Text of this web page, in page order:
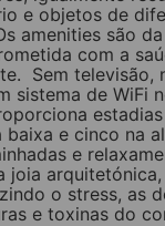
e objetos de
amenities são
com a
Sem televisão,
sistema de WiFi
baixa e cinco na
e
joia
o stress, as
e toxinas do